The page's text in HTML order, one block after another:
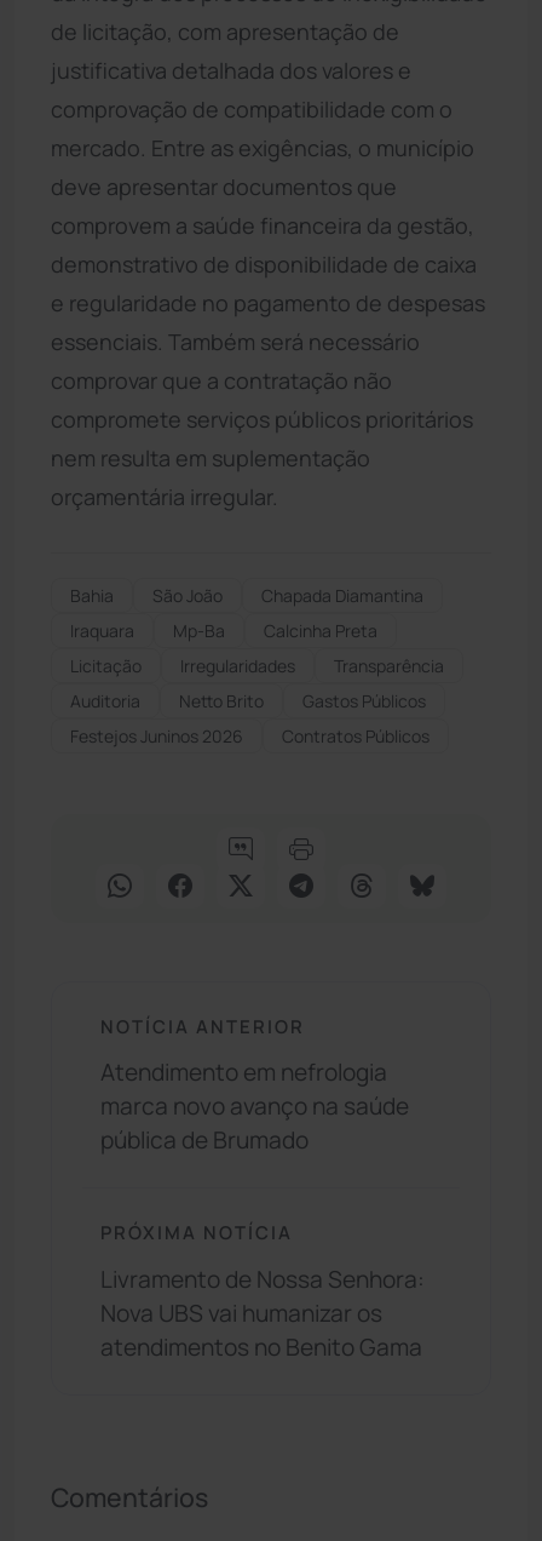
de licitação, com apresentação de
justificativa detalhada dos valores e
comprovação de compatibilidade com o
mercado. Entre as exigências, o município
deve apresentar documentos que
comprovem a saúde financeira da gestão,
demonstrativo de disponibilidade de caixa
e regularidade no pagamento de despesas
essenciais. Também será necessário
comprovar que a contratação não
compromete serviços públicos prioritários
nem resulta em suplementação
orçamentária irregular.
Bahia São João
Chapada Diamantina
Iraquara
Mp-Ba
Calcinha Preta
Licitação
Irregularidades
Transparência
Auditoria
Netto Brito
Gastos Públicos
Festejos Juninos 2026
Contratos Públicos
NOTÍCIA ANTERIOR
Atendimento em nefrologia
marca novo avanço na saúde
pública de Brumado
PRÓXIMA NOTÍCIA
Livramento de Nossa Senhora:
Nova UBS vai humanizar os
atendimentos no Benito Gama
Comentários